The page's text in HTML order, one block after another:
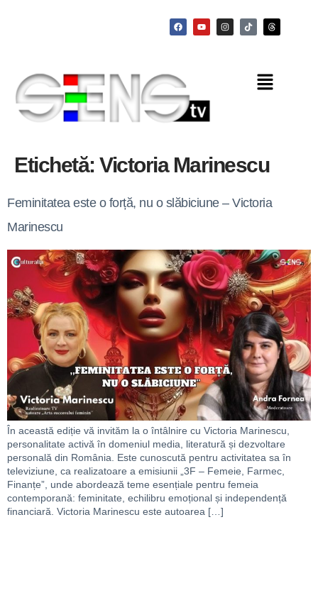
Etichetă: Victoria Marinescu
Feminitatea este o forță, nu o slăbiciune – Victoria
Marinescu
În această ediție vă invităm la o întâlnire cu Victoria Marinescu,
personalitate activă în domeniul media, literatură și dezvoltare
personală din România. Este cunoscută pentru activitatea sa în
televiziune, ca realizatoare a emisiunii „3F – Femeie, Farmec,
Finanțe”, unde abordează teme esențiale pentru femeia
contemporană: feminitate, echilibru emoțional și independență
financiară. Victoria Marinescu este autoarea […]